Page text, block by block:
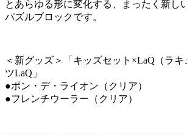
とあらゆる形に変化する、まったく新し
パズルブロックです。
＜新グッズ＞「キッズセット×LaQ（ラ
ツLaQ」
●ポン・デ・ライオン（クリア）
●フレンチウーラー（クリア）